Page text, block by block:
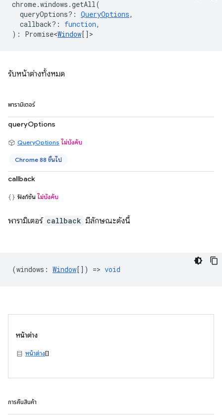
chrome.windows .getAll(
queryOptions? : QueryOptions,
callback? : function,
) : Promise<Window[] >
รับหน้าต่างทั้งหมด
พารามิเตอร์
queryOptions
QueryOptions ไม่บังคับ
Chrome 88 ขึ้นไป
callback
ฟังก์ชัน ไม่บังคับ
พารามิเตอร์ callback มีลักษณะดังนี้
(windows : Window[]) => void
หน้าต่าง
หน้าต่าง[]
การคืนสินค้า